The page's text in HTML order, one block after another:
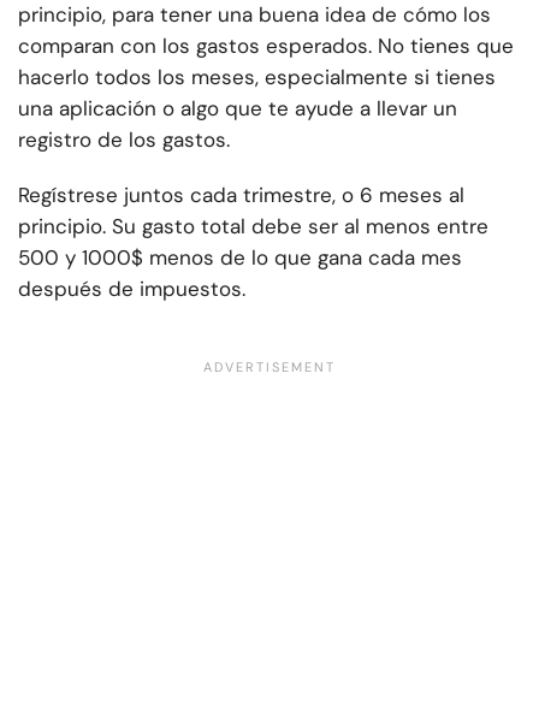
principio, para tener una buena idea de cómo los
comparan con los gastos esperados. No tienes que
hacerlo todos los meses, especialmente si tienes
una aplicación o algo que te ayude a llevar un
registro de los gastos.
Regístrese juntos cada trimestre, o 6 meses al
principio. Su gasto total debe ser al menos entre
500 y 1000$ menos de lo que gana cada mes
después de impuestos.